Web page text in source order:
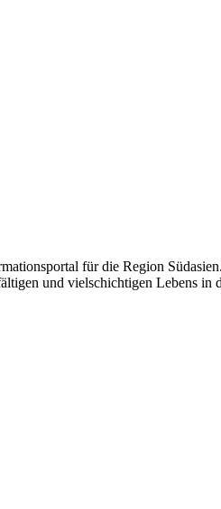
für die Region
und vielschichtigen Lebens in